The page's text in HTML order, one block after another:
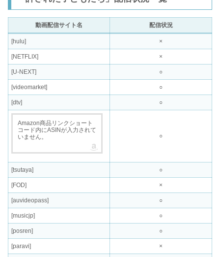
動画配信サイト名 配信状況
[hulu] ×
[NETFLIX] ×
[U-NEXT] ○
[videomarket] ○
[dtv] ○
Amazon商品リンクショート
コード内にASINが入力されて
いません。
○
[tsutaya] ○
[FOD] ×
[auvideopass] ○
[musicjp] ○
[posren] ○
[paravi] ×